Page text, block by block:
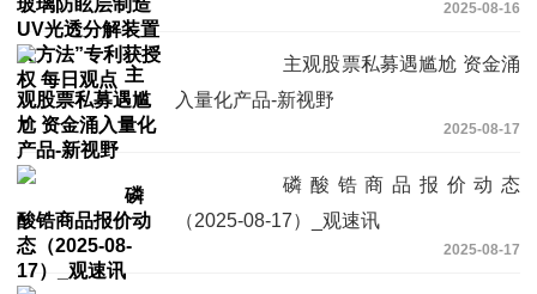
2025-08-16
主观股票私募遇尴尬 资金涌
入量化产品-新视野
2025-08-17
磷酸锆商品报价动态
（2025-08-17）_观速讯
2025-08-17